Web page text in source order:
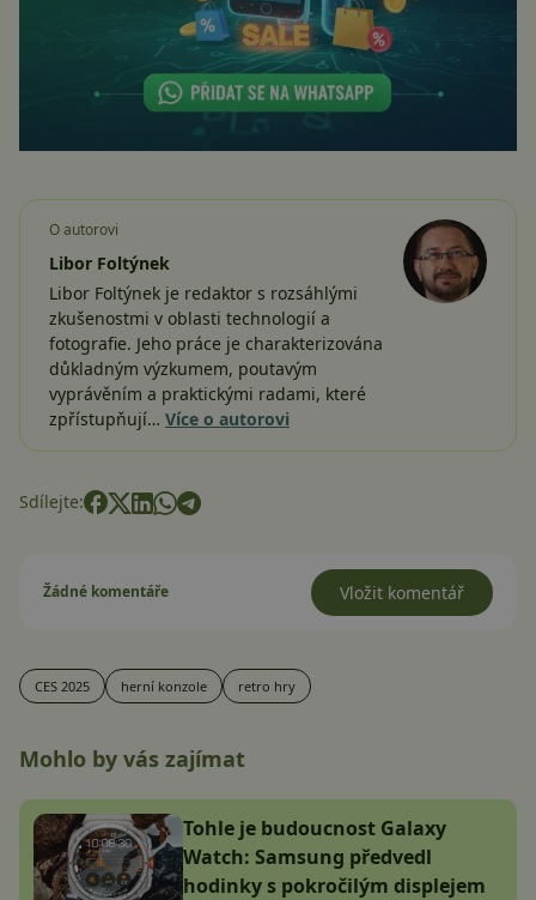
O autorovi
Libor Foltýnek
Libor Foltýnek je redaktor s rozsáhlými
zkušenostmi v oblasti technologií a
fotografie. Jeho práce je charakterizována
důkladným výzkumem, poutavým
vyprávěním a praktickými radami, které
zpřístupňují… Více o autorovi
Sdílejte:
Žádné komentáře Vložit komentář
CES 2025 herní konzole retro hry
Mohlo by vás zajímat
Tohle je budoucnost Galaxy
Watch: Samsung předvedl
hodinky s pokročilým displejem